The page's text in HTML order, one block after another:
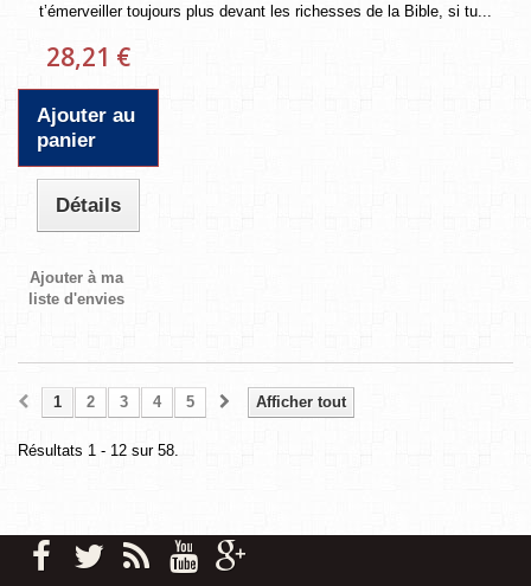
t’émerveiller toujours plus devant les richesses de la Bible, si tu...
28,21 €
Ajouter au
panier
Détails
Ajouter à ma
liste d'envies
Afficher tout
1 2 3 4 5
Résultats 1 - 12 sur 58.